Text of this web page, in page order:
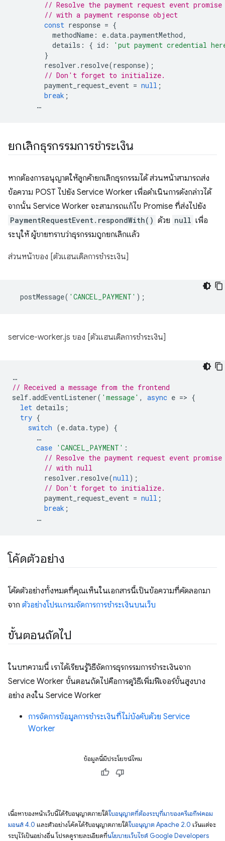
// Resolve the payment request event promise
// with a payment response object
const response = {
methodName : e.data.paymentMethod,
details : { id :
'put payment credential
}
resolver . resolve(response);
// Don't forget to initialize.
payment_request_event = null ;
break ;
…
ยกเลิกธุรกรรมการชำระเงิน
หากต้องการอนุญาตให้ลูกค้ายกเลิกธุรกรรมได้ ส่วนหน้าสามารถส่ง
ข้อความ POST ไปยัง Service Worker เพื่อดำเนินการดังกล่าวได้
จากนั้น Service Worker จะสามารถแก้ไข Promise ที่ส่งไปยัง
PaymentRequestEvent.respondWith() ด้วย null เพื่อ
ระบุให้ ผู้ขายทราบว่าธุรกรรมถูกยกเลิกแล้ว
ส่วนหน้าของ [ตัวแฮนเดิลการชำระเงิน]
postMessage( 'CANCEL_PAYMENT' );
service-worker.js ของ [ตัวแฮนเดิลการชำระเงิน]
…
// Received a message from the frontend
self.addEventListener( 'message' , async e => {
let details ;
try {
switch (e.data. type)
{
…
case 'CANCEL_PAYMENT' :
// Resolve the payment request event promise
// with null
resolver . resolve(null);
// Don't forget to initialize.
payment_request_event = null ;
break ;
…
โค้ดตัวอย่าง
โค้ดตัวอย่างทั้งหมดที่คุณเห็นในเอกสารนี้เป็นข้อความที่คัดลอกมา
จาก ตัวอย่างโปรแกรมจัดการการชำระเงินบนเว็บ
ขั้นตอนถัดไป
ในบทความนี้ เราได้เรียนรู้วิธีจัดการธุรกรรมการชำระเงินจาก
Service Worker ขั้นตอนถัดไปคือการดูวิธีเพิ่มฟีเจอร์ขั้นสูงบาง
อย่าง ลงใน Service Worker
การจัดการข้อมูลการชำระเงินที่ไม่บังคับด้วย Service
Worker
ข้อมูลนี้มีประโยชน์ไหม
เนื้อหาของหน้าเว็บนี้ได้รับอนุญาตภายใต้ใบอนุญาตที่ต้องระบุที่มาของครีเอทีฟคอม
มอนส์ 4.0 และตัวอย่างโค้ดได้รับอนุญาตภายใต้ใบอนุญาต Apache 2.0 เว้นแต่จะ
ระบุไว้เป็นอย่างอื่น โปรดดูรายละเอียดที่นโยบายเว็บไซต์ Google Developers